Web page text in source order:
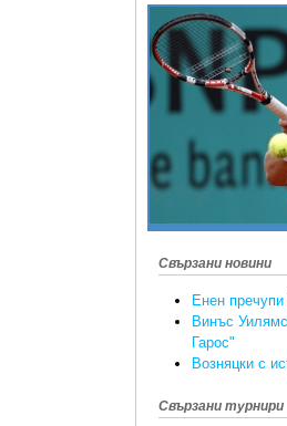
Свързани новини
Енен
Винъс
Гарос"
Возняцки с
Свързани турнири